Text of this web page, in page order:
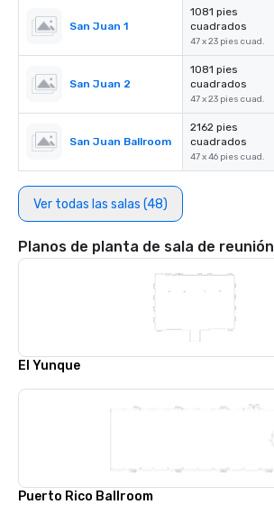
San Juan 1
1081 pies
cuadrados
47 x 23 pies cuad.
San Juan 2
1081 pies
cuadrados
47 x 23 pies cuad.
San Juan Ballroom
2162 pies
cuadrados
47 x 46 pies cuad.
Ver todas las salas (48)
Planos de planta de sala de reunión
El Yunque
Puerto Rico Ballroom